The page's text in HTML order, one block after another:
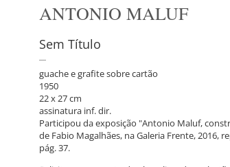
ANTONIO MALUF
Sem Título
guache e grafite sobre cartão
1950
22 x 27 cm
assinatura inf. dir.
Participou da exposição "Antonio Maluf,
de Fabio Magalhães, na Galeria Frente, 2016,
pág. 37.